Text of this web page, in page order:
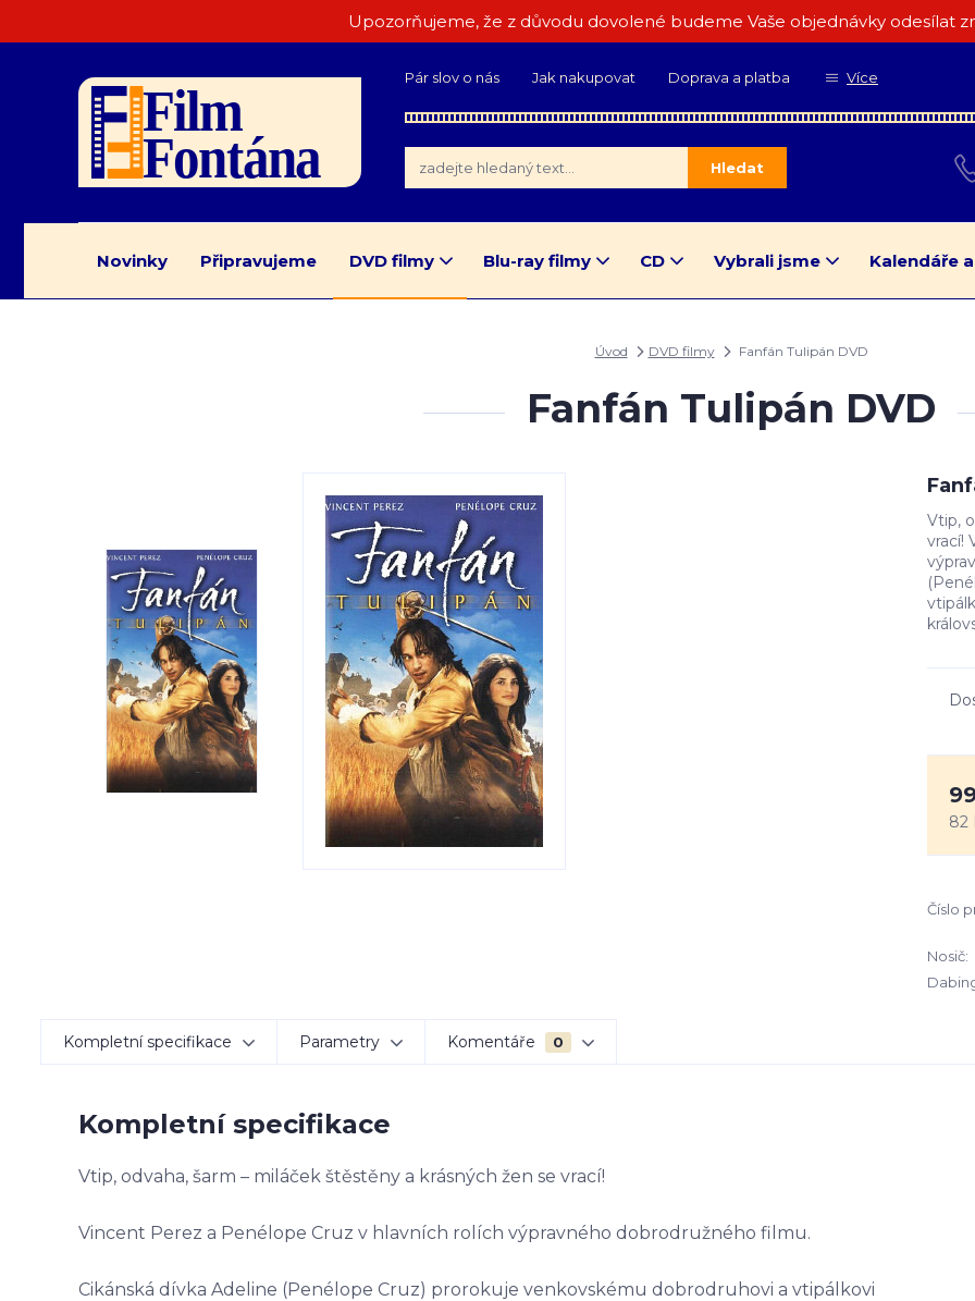
Upozorňujeme, že z důvodu dovolené budeme Vaše objednávky odesílat
Pár slov o nás Jak nakupovat Doprava a platba Více
Hledat
Novinky Připravujeme DVD filmy Blu-ray filmy CD Vybrali jsme Kalendáře
Úvod DVD filmy Fanfán Tulipán DVD
Fanfán Tulipán DVD
Vtip,
vrací!
82
Číslo
Nosič:
Kompletní specifikace Parametry Komentáře 0
Kompletní specifikace
Vtip, odvaha, šarm – miláček štěstěny a krásných žen se vrací!
Vincent Perez a Penélope Cruz v hlavních rolích výpravného dobrodružného filmu.
Cikánská dívka Adeline (Penélope Cruz) prorokuje venkovskému dobrodruhovi a vtipálkovi